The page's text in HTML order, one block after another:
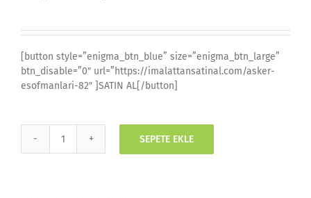
[button style=”enigma_btn_blue” size=”enigma_btn_large”
btn_disable=”0″ url=”https://imalattansatinal.com/asker-
esofmanlari-82″ ]SATIN AL[/button]
Bingöl
SEPETE EKLE